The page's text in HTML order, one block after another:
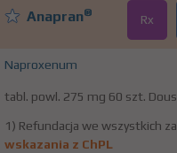
Anapran® Rx
Naproxenum
tabl. powl. 275 mg 60 szt.
1) Refundacja we wszystkich
wskazania z ChPL